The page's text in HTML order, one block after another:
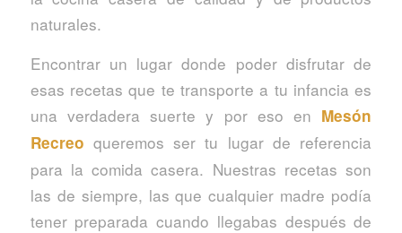
naturales.
Encontrar un lugar donde poder disfrutar de
esas recetas que te transporte a tu infancia es
una verdadera suerte y por eso en Mesón
Recreo queremos ser tu lugar de referencia
para la comida casera. Nuestras recetas son
las de siempre, las que cualquier madre podía
tener preparada cuando llegabas después de